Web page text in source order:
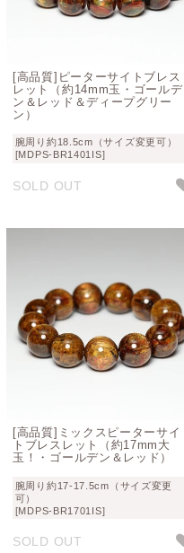
[高品質]ピーターサイトブレス
レット（約14mm玉・ゴールデ
ン＆レッド＆ディープグリー
ン）
腕周り約18.5cm（サイズ変更可）
[MDPS-BR1401IS]
SOLD OUT
[高品質]ミックスピーターサイ
トブレスレット（約17mm大
玉！・ゴールデン＆レッド）
腕周り約17-17.5cm（サイズ変更
可）
[MDPS-BR1701IS]
SOLD OUT